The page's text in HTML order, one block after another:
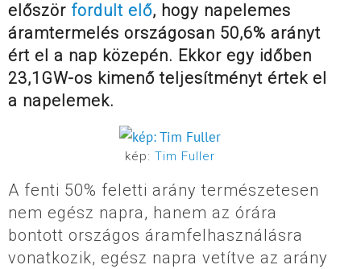
először fordult elő, hogy napelemes
áramtermelés országosan 50,6% arányt
ért el a nap közepén. Ekkor egy időben
23,1GW-os kimenő teljesítményt értek el
a napelemek.
kép: Tim Fuller
A fenti 50% feletti arány természetesen
nem egész napra, hanem az órára
bontott országos áramfelhasználásra
vonatkozik, egész napra vetítve az arány